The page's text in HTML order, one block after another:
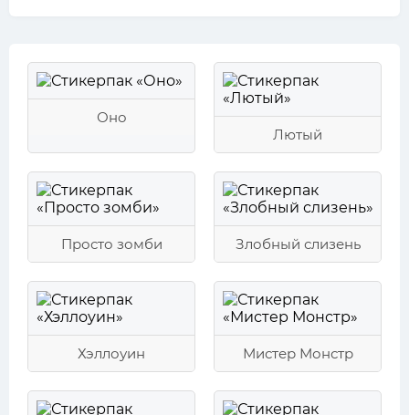
Оно
Лютый
Просто зомби Злобный слизень
Хэллоуин Мистер Монстр